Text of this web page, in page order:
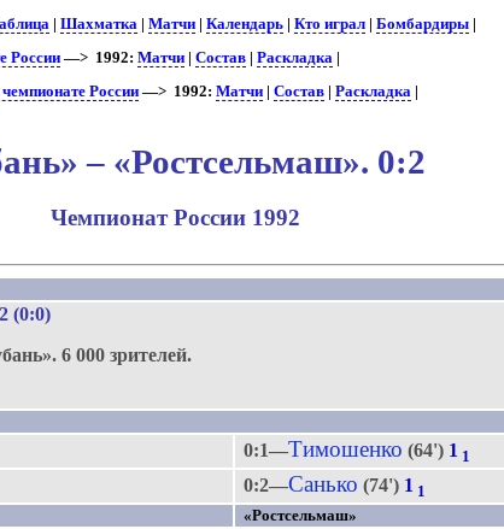
|Шахматка |Матчи |Календарь |Кто играл |Бомбардиры
России —> 1992:Матчи |Состав |Раскладка |
России —> 1992:Матчи |Состав |Раскладка |
– «Ростсельмаш». 0:2
Чемпионат России 1992
(0:0)
6 000 зрителей.
0:1—Тимошенко (64') 1 1
0:2—Санько (74') 1 1
«Ростсельмаш»